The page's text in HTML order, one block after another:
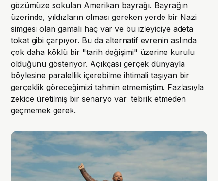
gözümüze sokulan Amerikan bayrağı. Bayrağın
üzerinde, yıldızların olması gereken yerde bir Nazi
simgesi olan gamalı haç var ve bu izleyiciye adeta
tokat gibi çarpıyor. Bu da alternatif evrenin aslında
çok daha köklü bir "tarih değişimi" üzerine kurulu
olduğunu gösteriyor. Açıkçası gerçek dünyayla
böylesine paralellik içerebilme ihtimali taşıyan bir
gerçeklik göreceğimizi tahmin etmemiştim. Fazlasıyla
zekice üretilmiş bir senaryo var, tebrik etmeden
geçmemek gerek.